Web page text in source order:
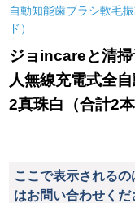
してIPX 7防水デュポ
ンブラシヘッドS 1高
貴紫
ジョincareと清
人無線充電式全
2真珠白（合計2
ここで表示される
はお問い合わせくだ